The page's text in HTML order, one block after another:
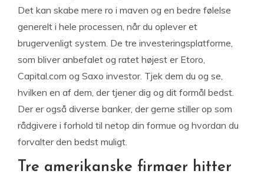
Det kan skabe mere ro i maven og en bedre følelse
generelt i hele processen, når du oplever et
brugervenligt system. De tre investeringsplatforme,
som bliver anbefalet og ratet højest er Etoro,
Capital.com og Saxo investor. Tjek dem du og se,
hvilken en af dem, der tjener dig og dit formål bedst.
Der er også diverse banker, der gerne stiller op som
rådgivere i forhold til netop din formue og hvordan du
forvalter den bedst muligt.
Tre amerikanske firmaer hitter